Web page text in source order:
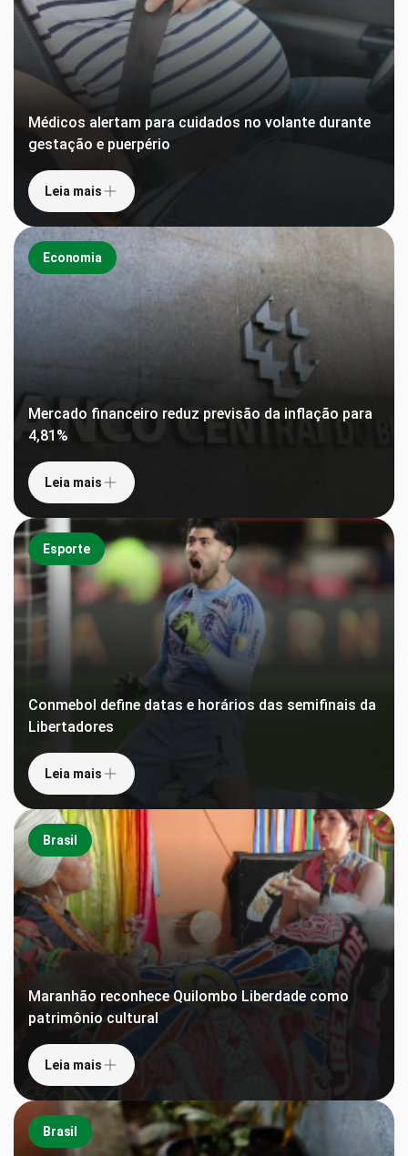
Médicos alertam para cuidados no volante durante
gestação e puerpério
Leia mais
Economia
Mercado financeiro reduz previsão da inflação para
4,81%
Leia mais
Esporte
Conmebol define datas e horários das semifinais da
Libertadores
Leia mais
Brasil
Maranhão reconhece Quilombo Liberdade como
patrimônio cultural
Leia mais
Brasil